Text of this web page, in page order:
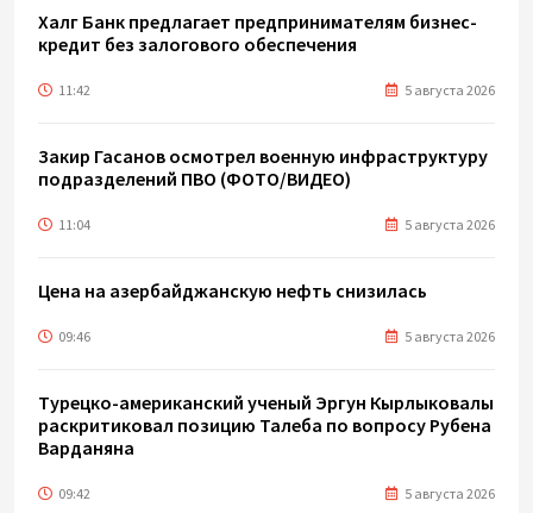
Халг Банк предлагает предпринимателям бизнес-
кредит без залогового обеспечения
11:42 5 августа 2026
Закир Гасанов осмотрел военную инфраструктуру
подразделений ПВО (ФОТО/ВИДЕО)
11:04 5 августа 2026
Цена на азербайджанскую нефть cнизилась
09:46 5 августа 2026
Турецко-американский ученый Эргун Кырлыковалы
раскритиковал позицию Талеба по вопросу Рубена
Варданяна
09:42 5 августа 2026